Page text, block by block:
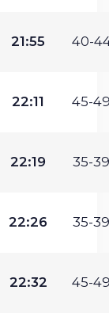
21:55 40-
22:11 45-
22:19 35-
22:26 35-
22:32 45-